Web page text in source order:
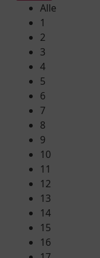
Alle
1
2
3
4
5
6
7
8
9
10
11
12
13
14
15
16